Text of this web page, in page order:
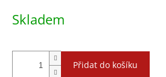
Skladem
Přidat do košíku